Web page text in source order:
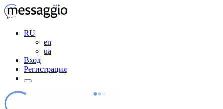
RU
en
ua
Вход
Регистрация